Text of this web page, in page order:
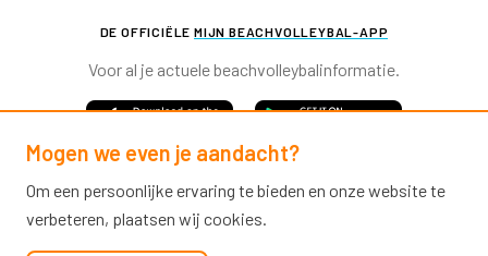
DE OFFICIËLE MIJN BEACHVOLLEYBAL-APP
Voor al je actuele beachvolleybalinformatie.
Mogen we even je aandacht?
Om een persoonlijke ervaring te bieden en onze website te
verbeteren, plaatsen wij cookies.